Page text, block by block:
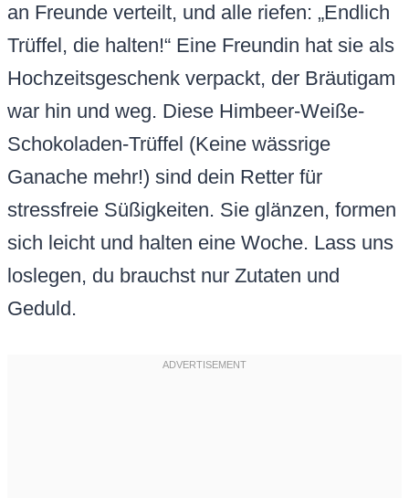
an Freunde verteilt, und alle riefen: „Endlich
Trüffel, die halten!“ Eine Freundin hat sie als
Hochzeitsgeschenk verpackt, der Bräutigam
war hin und weg. Diese Himbeer-Weiße-
Schokoladen-Trüffel (Keine wässrige
Ganache mehr!) sind dein Retter für
stressfreie Süßigkeiten. Sie glänzen, formen
sich leicht und halten eine Woche. Lass uns
loslegen, du brauchst nur Zutaten und
Geduld.